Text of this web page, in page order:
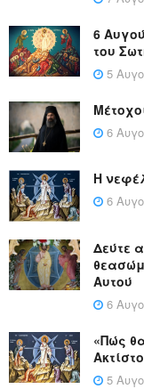
6
του
5
6
Η
6
Δεύτε
Αυτού
6
«Πώς
5